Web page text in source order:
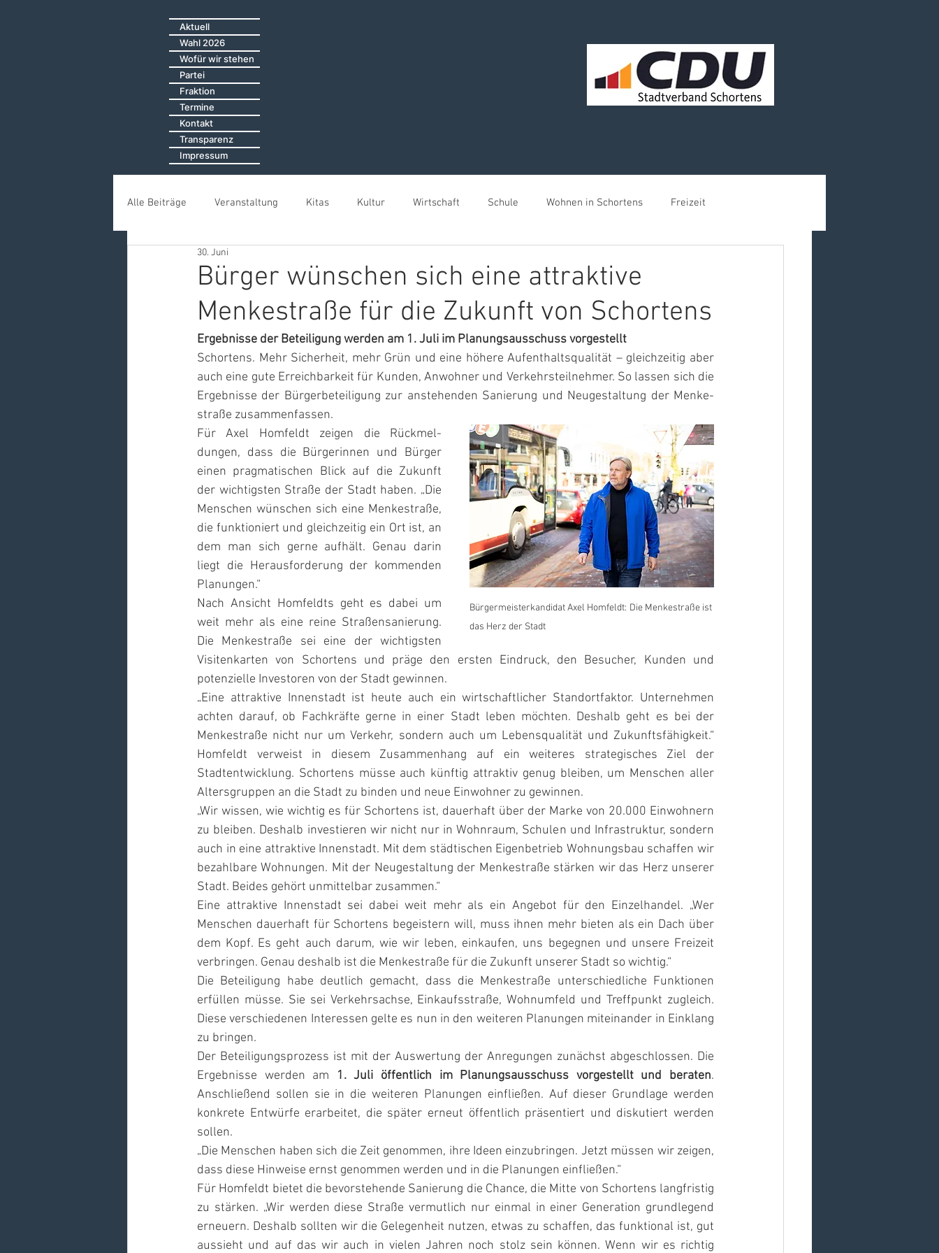
Aktuell
Wahl 2026
Wofür wir stehen
Partei
Fraktion
Termine
Kontakt
Transparenz
Impressum
Alle Beiträge Veranstaltung Kitas Kultur Wirtschaft Schule Wohnen in Schortens Freizeit
Öffentliche Sitzungen
Bürger wünschen sich eine attraktive
Menkestraße für die Zukunft von Schortens
30. Juni
Ergebnisse der Beteiligung werden am 1. Juli im Planungsausschuss vorgestellt
Schortens. Mehr Sicherheit, mehr Grün und eine höhere Aufenthaltsqualität – gleichzeitig aber
auch eine gute Erreichbarkeit für Kunden, Anwohner und Verkehrsteilnehmer. So lassen sich die
Ergebnisse der Bürgerbeteiligung zur anstehenden Sanierung und Neugestaltung der Menke-
straße zusammenfassen.
Bürgermeisterkandidat Axel Homfeldt: Die Menkestraße ist
das Herz der Stadt
Für Axel Homfeldt zeigen die Rückmel-
dungen, dass die Bürgerinnen und Bürger
einen pragmatischen Blick auf die Zukunft
der wichtigsten Straße der Stadt haben. „Die
Menschen wünschen sich eine Menkestraße,
die funktioniert und gleichzeitig ein Ort ist, an
dem man sich gerne aufhält. Genau darin
liegt die Herausforderung der kommenden
Planungen.“
Nach Ansicht Homfeldts geht es dabei um
weit mehr als eine reine Straßensanierung.
Die Menkestraße sei eine der wichtigsten
Visitenkarten von Schortens und präge den ersten Eindruck, den Besucher, Kunden und
potenzielle Investoren von der Stadt gewinnen.
„Eine attraktive Innenstadt ist heute auch ein wirtschaftlicher Standortfaktor. Unternehmen
achten darauf, ob Fachkräfte gerne in einer Stadt leben möchten. Deshalb geht es bei der
Menkestraße nicht nur um Verkehr, sondern auch um Lebensqualität und Zukunftsfähigkeit.“
Homfeldt verweist in diesem Zusammenhang auf ein weiteres strategisches Ziel der
Stadtentwicklung. Schortens müsse auch künftig attraktiv genug bleiben, um Menschen aller
Altersgruppen an die Stadt zu binden und neue Einwohner zu gewinnen.
„Wir wissen, wie wichtig es für Schortens ist, dauerhaft über der Marke von 20.000 Einwohnern
zu bleiben. Deshalb investieren wir nicht nur in Wohnraum, Schulen und Infrastruktur, sondern
auch in eine attraktive Innenstadt. Mit dem städtischen Eigenbetrieb Wohnungsbau schaffen wir
bezahlbare Wohnungen. Mit der Neugestaltung der Menkestraße stärken wir das Herz unserer
Stadt. Beides gehört unmittelbar zusammen.“
Eine attraktive Innenstadt sei dabei weit mehr als ein Angebot für den Einzelhandel. „Wer
Menschen dauerhaft für Schortens begeistern will, muss ihnen mehr bieten als ein Dach über
dem Kopf. Es geht auch darum, wie wir leben, einkaufen, uns begegnen und unsere Freizeit
verbringen. Genau deshalb ist die Menkestraße für die Zukunft unserer Stadt so wichtig.“
Die Beteiligung habe deutlich gemacht, dass die Menkestraße unterschiedliche Funktionen
erfüllen müsse. Sie sei Verkehrsachse, Einkaufsstraße, Wohnumfeld und Treffpunkt zugleich.
Diese verschiedenen Interessen gelte es nun in den weiteren Planungen miteinander in Einklang
zu bringen.
Der Beteiligungsprozess ist mit der Auswertung der Anregungen zunächst abgeschlossen. Die
Ergebnisse werden am
1. Juli öffentlich im Planungsausschuss vorgestellt und beraten.
Anschließend sollen sie in die weiteren Planungen einfließen. Auf dieser Grundlage werden
konkrete Entwürfe erarbeitet, die später erneut öffentlich präsentiert und diskutiert werden
sollen.
„Die Menschen haben sich die Zeit genommen, ihre Ideen einzubringen. Jetzt müssen wir zeigen,
dass diese Hinweise ernst genommen werden und in die Planungen einfließen.“
Für Homfeldt bietet die bevorstehende Sanierung die Chance, die Mitte von Schortens langfristig
zu stärken. „Wir werden diese Straße vermutlich nur einmal in einer Generation grundlegend
erneuern. Deshalb sollten wir die Gelegenheit nutzen, etwas zu schaffen, das funktional ist, gut
aussieht und auf das wir auch in vielen Jahren noch stolz sein können. Wenn wir es richtig